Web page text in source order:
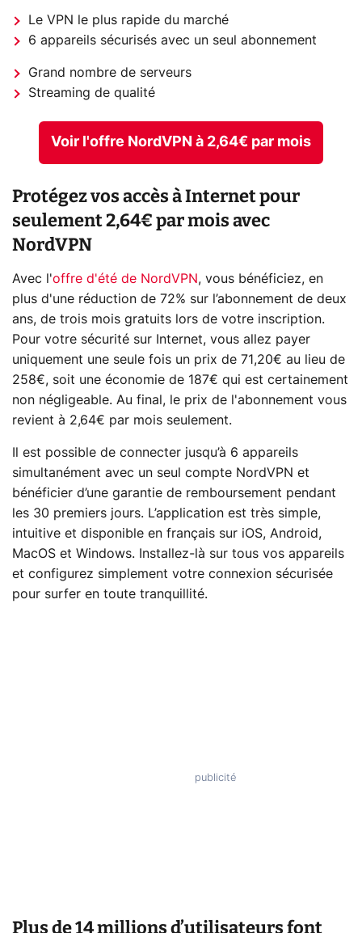
Le VPN le plus rapide du marché
6 appareils sécurisés avec un seul abonnement
Grand nombre de serveurs
Streaming de qualité
Voir l'offre NordVPN à 2,64€ par mois
Protégez vos accès à Internet pour
seulement 2,64€ par mois avec
NordVPN
Avec l'offre d'été de NordVPN, vous bénéficiez, en
plus d'une réduction de 72% sur l’abonnement de deux
ans, de trois mois gratuits lors de votre inscription.
Pour votre sécurité sur Internet, vous allez payer
uniquement une seule fois un prix de 71,20€ au lieu de
258€, soit une économie de 187€ qui est certainement
non négligeable. Au final, le prix de l'abonnement vous
revient à 2,64€ par mois seulement.
Il est possible de connecter jusqu’à 6 appareils
simultanément avec un seul compte NordVPN et
bénéficier d’une garantie de remboursement pendant
les 30 premiers jours. L’application est très simple,
intuitive et disponible en français sur iOS, Android,
MacOS et Windows. Installez-là sur tous vos appareils
et configurez simplement votre connexion sécurisée
pour surfer en toute tranquillité.
Plus de 14 millions d’utilisateurs font